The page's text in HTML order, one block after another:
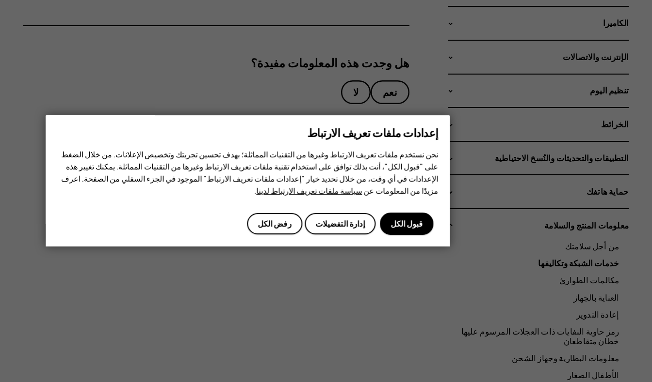
هل وجدت هذه المعلومات مفيدة؟
نعم لا
الكاميرا
الإنترنت والاتصالات
تنظيم اليوم
الخرائط
التطبيقات والتحديثات والنُسخ الاحتياطية
حماية هاتفك
معلومات المنتج والسلامة
من أجل سلامتك
خدمات الشبكة وتكاليفها
مكالمات الطوارئ
العناية بالجهاز
إعادة التدوير
رمز حاوية النفايات ذات العجلات المرسوم عليها
خطان متقاطعان
معلومات البطارية وجهاز الشحن
الأطفال الصغار
إعدادات ملفات تعريف الارتباط
نحن نستخدم ملفات تعريف الارتباط وغيرها من التقنيات المماثلة؛ بهدف تحسين تجربتك وتخصيص الإعلانات. من خلال الضغط
على "قبول الكل"، أنت بذلك توافق على استخدام تقنية ملفات تعريف الارتباط وغيرها من التقنيات المماثلة. يمكنك تغيير هذه
الإعدادات في أي وقت، من خلال تحديد خيار "إعدادات ملفات تعريف الارتباط" الموجود في الجزء السفلي من الصفحة. اعرف
مزيدًا من المعلومات عنسياسة ملفات تعريف الارتباط لدينا.
رفض الكل إدارة التفضيلات قبول الكل